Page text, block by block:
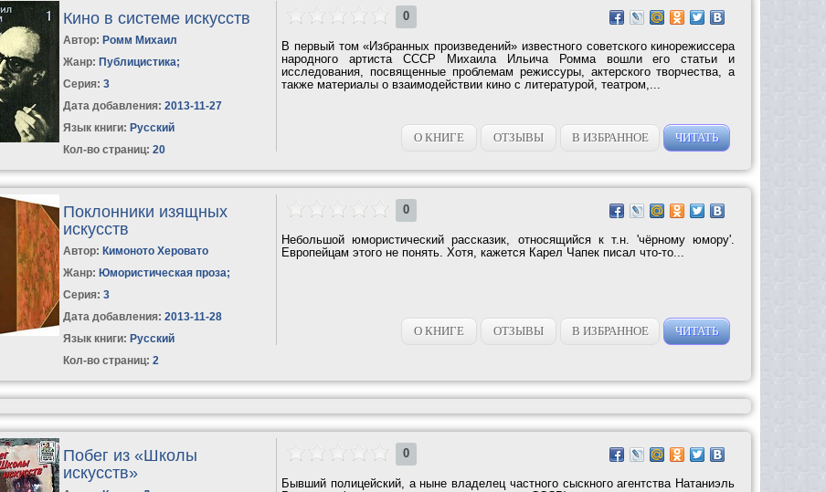
Кино в системе искусств
Автор: Ромм Михаил
Жанр: Публицистика;
Серия:3
Дата добавления: 2013-11-27
Язык книги: Русский
Кол-во страниц: 20
0
В первый том «Избранных произведений» известного советского кинорежиссера
народного артиста СССР Михаила Ильича Ромма вошли его статьи и
исследования, посвященные проблемам режиссуры, актерского творчества, а
также материалы о взаимодействии кино с литературой, театром,...
О КНИГЕ ОТЗЫВЫ В ИЗБРАННОЕ ЧИТАТЬ
Поклонники изящных
искусств
Автор: Кимоното Херовато
Жанр: Юмористическая проза;
Серия:3
Дата добавления: 2013-11-28
Язык книги: Русский
Кол-во страниц: 2
0
Небольшой юмористический рассказик, относящийся к т.н. 'чёрному юмору'.
Европейцам этого не понять. Хотя, кажется Карел Чапек писал что-то...
О КНИГЕ ОТЗЫВЫ В ИЗБРАННОЕ ЧИТАТЬ
Побег из «Школы
искусств»
0
Бывший полицейский, а ныне владелец частного сыскного агентства Натаниэль